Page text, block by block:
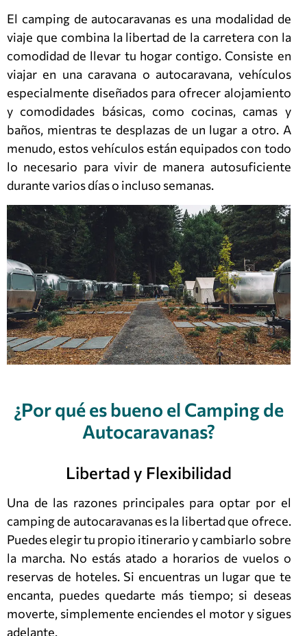
El camping de autocaravanas es una modalidad de
viaje que combina la libertad de la carretera con la
comodidad de llevar tu hogar contigo. Consiste en
viajar en una caravana o autocaravana, vehículos
especialmente diseñados para ofrecer alojamiento
y comodidades básicas, como cocinas, camas y
baños, mientras te desplazas de un lugar a otro. A
menudo, estos vehículos están equipados con todo
lo necesario para vivir de manera autosuficiente
durante varios días o incluso semanas.
¿Por qué es bueno el Camping de
Autocaravanas?
Libertad y Flexibilidad
Una de las razones principales para optar por el
camping de autocaravanas es la libertad que ofrece.
Puedes elegir tu propio itinerario y cambiarlo sobre
la marcha. No estás atado a horarios de vuelos o
reservas de hoteles. Si encuentras un lugar que te
encanta, puedes quedarte más tiempo; si deseas
moverte, simplemente enciendes el motor y sigues
adelante.